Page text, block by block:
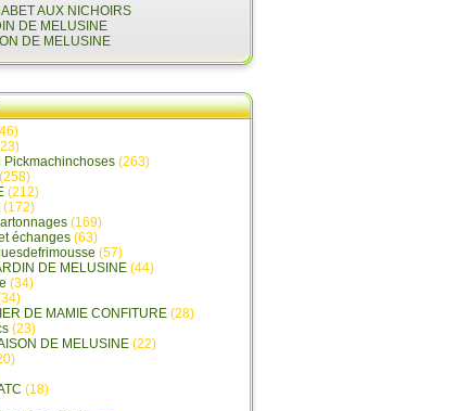
AUX NICHOIRS
DE MELUSINE
DE MELUSINE
Pickmachinchoses (263)
(258)
(212)
(172)
(169)
échanges (63)
(57)
DE MELUSINE (44)
(34)
DE MAMIE CONFITURE (28)
(23)
DE MELUSINE (22)
(18)